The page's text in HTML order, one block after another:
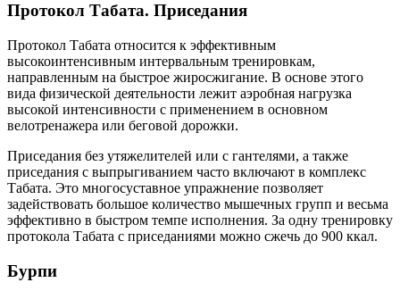
Протокол Табата. Приседания
Протокол Табата относится к эффективным
высокоинтенсивным интервальным тренировкам,
направленным на быстрое жиросжигание. В основе этого
вида физической деятельности лежит аэробная нагрузка
высокой интенсивности с применением в основном
велотренажера или беговой дорожки.
Приседания без утяжелителей или с гантелями, а также
приседания с выпрыгиванием часто включают в комплекс
Табата. Это многосуставное упражнение позволяет
задействовать большое количество мышечных групп и весьма
эффективно в быстром темпе исполнения. За одну тренировку
протокола Табата с приседаниями можно сжечь до 900 ккал.
Бурпи